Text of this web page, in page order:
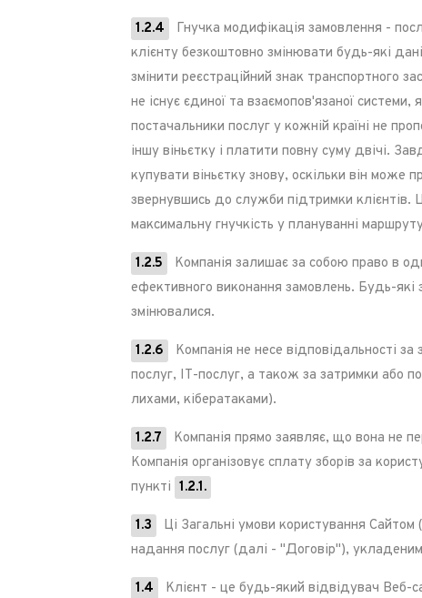
1.2.4
Гнучка модифікація замовлення -
клієнту безкоштовно змінювати будь-які
змінити реєстраційний знак транспортного
не існує єдиної та взаємопов'язаної системи,
постачальники послуг у кожній країні не
іншу віньєтку і платити повну суму двічі.
купувати віньєтку знову, оскільки він може
звернувшись до служби підтримки клієнтів.
максимальну гнучкість у плануванні
1.2.5
Компанія залишає за собою право в
ефективного виконання замовлень. Будь-які
змінювалися.
1.2.6
Компанія не несе відповідальності
послуг, ІТ-послуг, а також за затримки або
лихами, кібератаками).
1.2.7
Компанія прямо заявляє, що вона не
Компанія організовує сплату зборів за
пункті 1.2.1.
1.3
Ці Загальні умови користування
надання послуг (далі - "Договір"),
1.4 Клієнт - це будь-який відвідувач Веб-